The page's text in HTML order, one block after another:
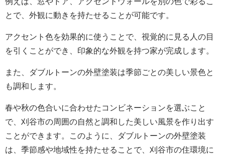
とで、外観に動きを持たせることが可能です。
アクセント色を効果的に使うことで、視覚的に見る人の目
を引くことができ、印象的な外観を持つ家が完成します。
また、ダブルトーンの外壁塗装は季節ごとの美しい景色と
も調和します。
春や秋の色合いに合わせたコンビネーションを選ぶこと
で、刈谷市の周囲の自然と調和した美しい風景を作り出す
ことができます。このように、ダブルトーンの外壁塗装
は、季節感や地域性を持たせることで、刈谷市の住環境に